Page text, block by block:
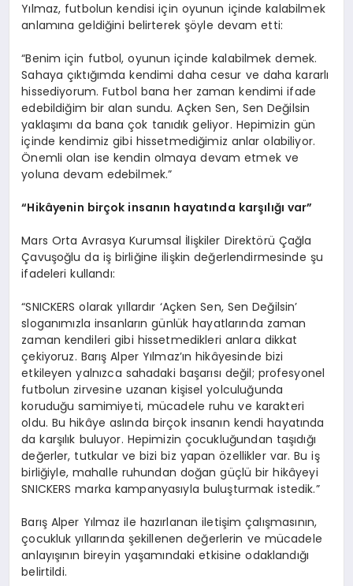
Yılmaz, futbolun kendisi için oyunun içinde kalabilmek
anlamına geldiğini belirterek şöyle devam etti:
“Benim için futbol, oyunun içinde kalabilmek demek.
Sahaya çıktığımda kendimi daha cesur ve daha kararlı
hissediyorum. Futbol bana her zaman kendimi ifade
edebildiğim bir alan sundu. Açken Sen, Sen Değilsin
yaklaşımı da bana çok tanıdık geliyor. Hepimizin gün
içinde kendimiz gibi hissetmediğimiz anlar olabiliyor.
Önemli olan ise kendin olmaya devam etmek ve
yoluna devam edebilmek.”
“Hikâyenin birçok insanın hayatında karşılığı var”
Mars Orta Avrasya Kurumsal İlişkiler Direktörü Çağla
Çavuşoğlu da iş birliğine ilişkin değerlendirmesinde şu
ifadeleri kullandı:
“SNICKERS olarak yıllardır ‘Açken Sen, Sen Değilsin’
sloganımızla insanların günlük hayatlarında zaman
zaman kendileri gibi hissetmedikleri anlara dikkat
çekiyoruz. Barış Alper Yılmaz’ın hikâyesinde bizi
etkileyen yalnızca sahadaki başarısı değil; profesyonel
futbolun zirvesine uzanan kişisel yolculuğunda
koruduğu samimiyeti, mücadele ruhu ve karakteri
oldu. Bu hikâye aslında birçok insanın kendi hayatında
da karşılık buluyor. Hepimizin çocukluğundan taşıdığı
değerler, tutkular ve bizi biz yapan özellikler var. Bu iş
birliğiyle, mahalle ruhundan doğan güçlü bir hikâyeyi
SNICKERS marka kampanyasıyla buluşturmak istedik.”
Barış Alper Yılmaz ile hazırlanan iletişim çalışmasının,
çocukluk yıllarında şekillenen değerlerin ve mücadele
anlayışının bireyin yaşamındaki etkisine odaklandığı
belirtildi.